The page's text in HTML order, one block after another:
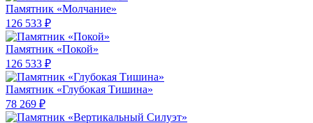
Памятник «Молчание»
126 533 ₽
Памятник «Покой»
126 533 ₽
Памятник «Глубокая Тишина»
78 269 ₽